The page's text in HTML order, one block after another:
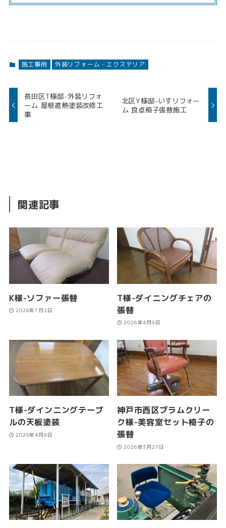
施工事例 外装リフォーム・エクステリア
長田区T様邸-外装リフォ
ーム 屋根遮熱塗装改修工
事
北区Y様邸-いすリフォー
ム 食卓椅子張替施工
関連記事
K様-ソファー張替
2026年7月2日
T様-ダイニングチェアの
張替
2026年4月9日
T様-ダインニングテーブ
ルの天板塗装
2026年4月9日
神戸市西区プラムクリー
ク様-美容室セット椅子の
張替
2026年3月27日